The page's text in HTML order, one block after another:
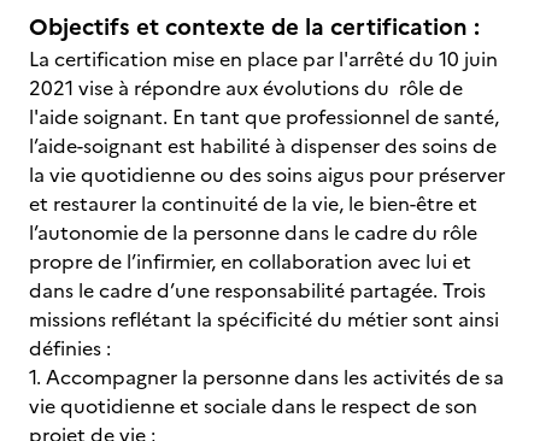
Objectifs et contexte de la certification :
La certification mise en place par l'arrêté du 10 juin
2021 vise à répondre aux évolutions du rôle de
l'aide soignant. En tant que professionnel de santé,
l’aide-soignant est habilité à dispenser des soins de
la vie quotidienne ou des soins aigus pour préserver
et restaurer la continuité de la vie, le bien-être et
l’autonomie de la personne dans le cadre du rôle
propre de l’infirmier, en collaboration avec lui et
dans le cadre d’une responsabilité partagée. Trois
missions reflétant la spécificité du métier sont ainsi
définies :
1. Accompagner la personne dans les activités de sa
vie quotidienne et sociale dans le respect de son
projet de vie ;